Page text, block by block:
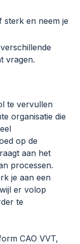
sterk en neem je
vragen.
te vervullen
organisatie die
op de
aan het
processen.
je aan een
er volop
te
CAO VVT,